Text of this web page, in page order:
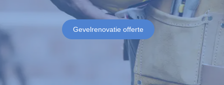
Gevelrenovatie offerte